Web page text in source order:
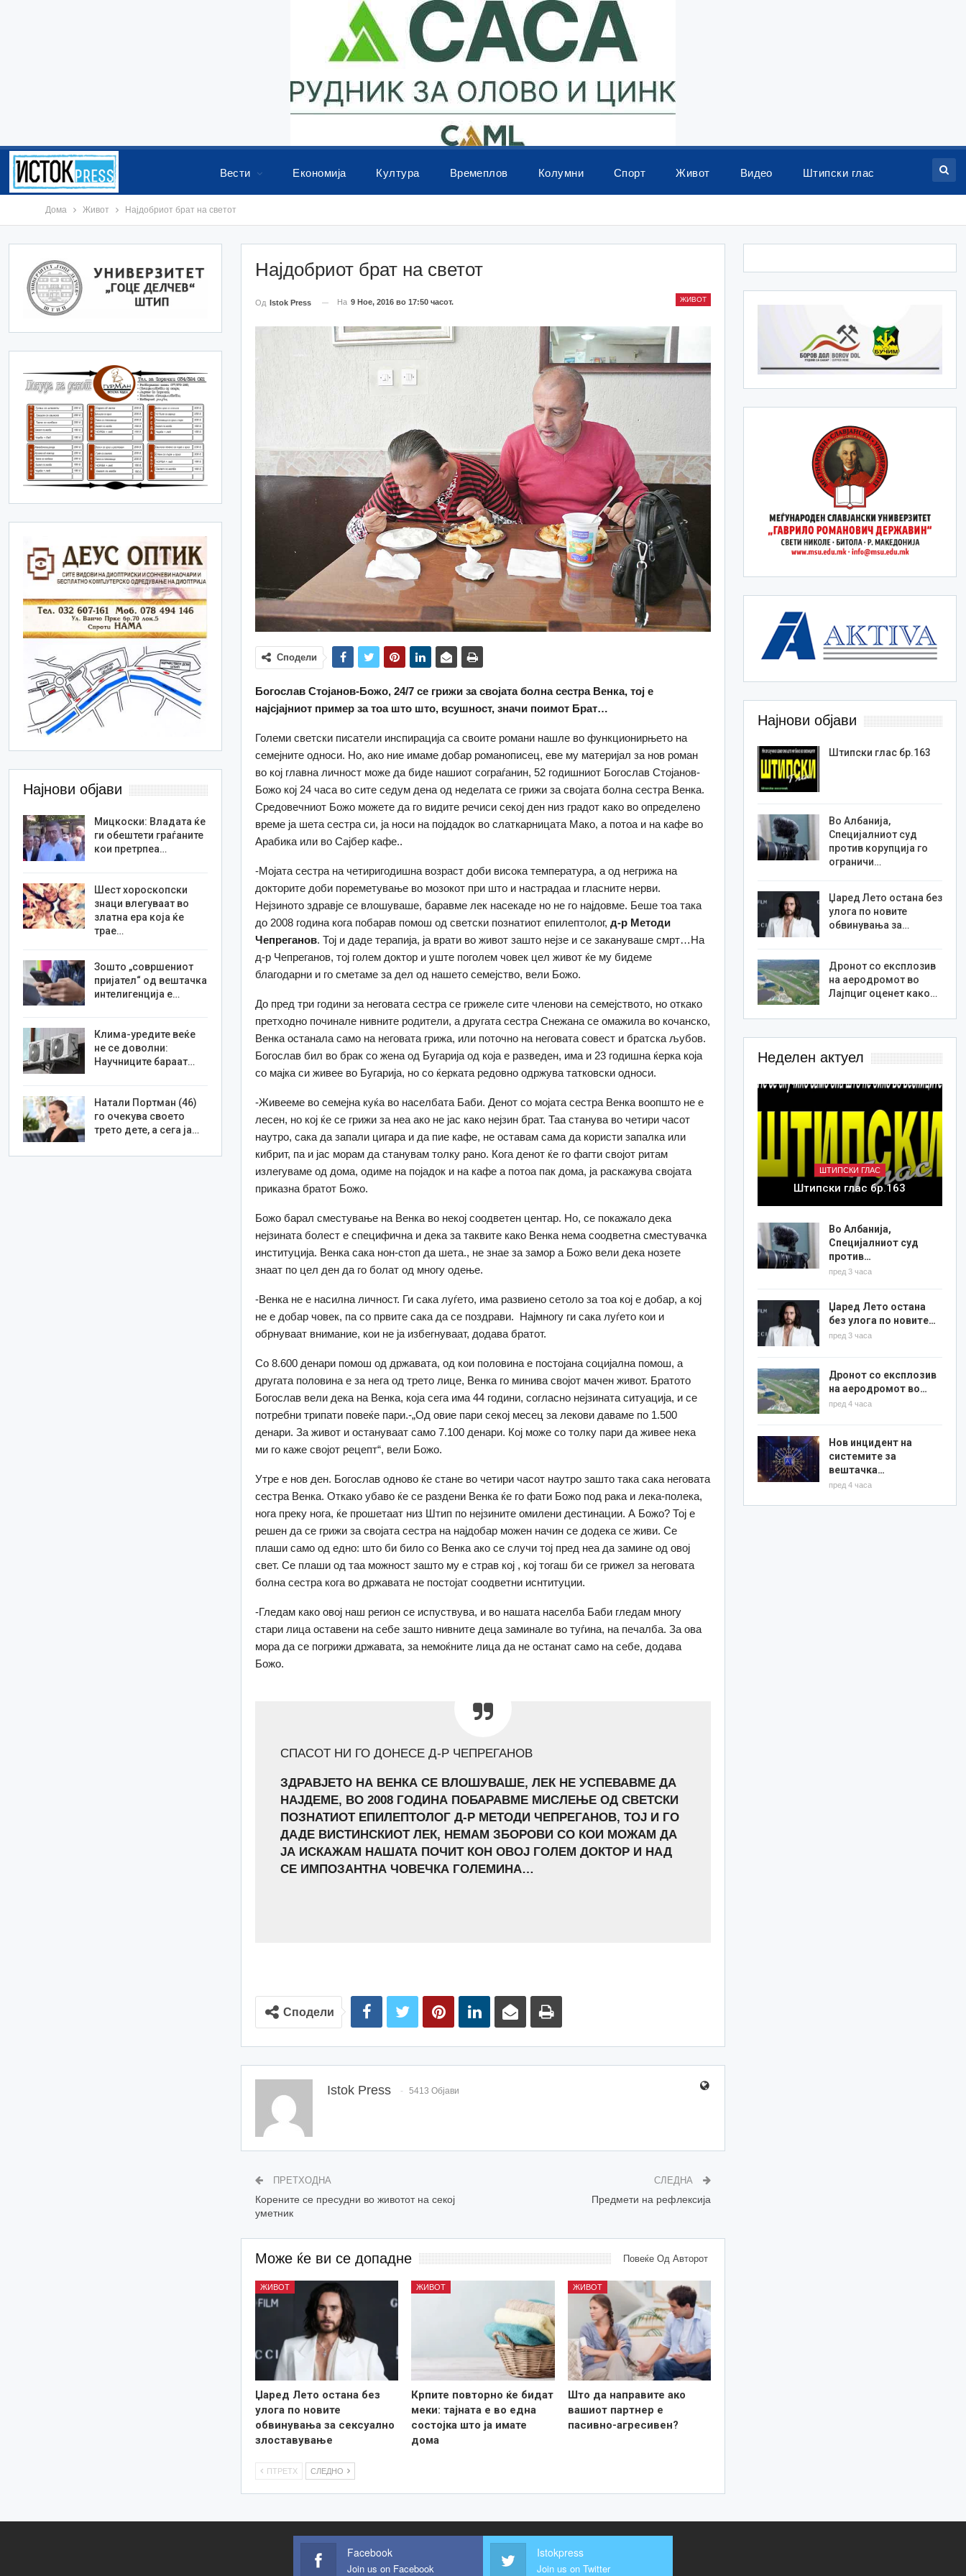
Вести Економија Култура Времеплов Колумни Спорт Живот Видео Штипски глас
Дома Живот Најдобриот брат на светот
Најдобриот брат на светот
ЖИВОТ
Од Istok Press На 9 Ное, 2016 во 17:50 часот.
Сподели
Богослав Стојанов-Божо, 24/7 се грижи за својата болна сестра Венка, тој е
најсјајниот пример за тоа што што, всушност, значи поимот Брат…
Големи светски писатели инспирација са своите романи нашле во функционирњето на
семејните односи. Но, ако ние имаме добар романописец, еве му материјал за нов роман
во кој главна личност може да биде нашиот сограѓанин, 52 годишниот Богослав Стојанов-
Божо кој 24 часа во сите седум дена од неделата се грижи за својата болна сестра Венка.
Средовечниот Божо можете да го видите речиси секој ден низ градот како во определено
време ја шета сестра си, ја носи на појдадок во слаткарницата Мако, а потоа и на кафе во
Арабика или во Сајбер кафе..
-Мојата сестра на четиригодишна возраст доби висока температура, а од негрижа на
докторите доби пореметување во мозокот при што и настрадаа и гласните нерви.
Нејзиното здравје се влошуваше, баравме лек насекаде но не го најдовме. Беше тоа така
до 2008 година кога побарав помош од светски познатиот епилептолог,д-р Методи
Чепреганов. Тој и даде терапија, ја врати во живот зашто нејзе и се закануваше смрт…На
д-р Чепреганов, тој голем доктор и уште поголем човек цел живот ќе му бидеме
благодарни и го сметаме за дел од нашето семејство, вели Божо.
До пред три години за неговата сестра се грижеле сите членови на семејството, но откако
претходно починале нивните родители, а другата сестра Снежана се омажила во кочанско,
Венка останала само на неговата грижа, или поточно на неговата совест и братска љубов.
Богослав бил во брак со жена од Бугарија од која е разведен, има и 23 годишна ќерка која
со мајка си живее во Бугарија, но со ќерката редовно одржува татковски односи.
-Живееме во семејна куќа во населбата Баби. Денот со мојата сестра Венка воопшто не е
лесен, но кој ќе се грижи за неа ако не јас како нејзин брат. Таа станува во четири часот
наутро, сака да запали цигара и да пие кафе, не оставам сама да користи запалка или
кибрит, па и јас морам да станувам толку рано. Кога денот ќе го фагти својот ритам
излегуваме од дома, одиме на појадок и на кафе а потоа пак дома, ја раскажува својата
приказна братот Божо.
Божо барал сместување на Венка во некој соодветен центар. Но, се покажало дека
нејзината болест е специфична и дека за таквите како Венка нема соодветна сместувачка
институција. Венка сака нон-стоп да шета., не знае за замор а Божо вели дека нозете
знаат по цел ден да го болат од многу одење.
-Венка не е насилна личност. Ги сака луѓето, има развиено сетоло за тоа кој е добар, а кој
не е добар човек, па со првите сака да се поздрави. Најмногу ги сака луѓето кои и
обрнуваат внимание, кои не ја избегнуваат, додава братот.
Со 8.600 денари помош од државата, од кои половина е постојана социјална помош, а
другата половина е за нега од трето лице, Венка го минива својот мачен живот. Братото
Богослав вели дека на Венка, која сега има 44 години, согласно нејзината ситуација, и се
потребни трипати повеќе пари.-„Од овие пари секој месец за лекови даваме по 1.500
денари. За живот и остануваат само 7.100 денари. Кој може со толку пари да живее нека
ми го каже својот рецепт“, вели Божо.
Утре е нов ден. Богослав одново ќе стане во четири часот наутро зашто така сака неговата
сестра Венка. Откако убаво ќе се раздени Венка ќе го фати Божо под рака и лека-полека,
нога преку нога, ќе прошетаат низ Штип по нејзините омилени дестинации. А Божо? Тој е
решен да се грижи за својата сестра на најдобар можен начин се додека се живи. Се
плаши само од едно: што би било со Венка ако се случи тој пред неа да замине од овој
свет. Се плаши од таа можност зашто му е страв кој , кој тогаш би се грижел за неговата
болна сестра кога во државата не постојат соодветни иснтитуции.
-Гледам како овој наш регион се испуствува, и во нашата населба Баби гледам многу
стари лица оставени на себе зашто нивните деца заминале во туѓина, на печалба. За ова
мора да се погрижи државата, за немоќните лица да не останат само на себе, додава
Божо.
СПАСОТ НИ ГО ДОНЕСЕ Д-Р ЧЕПРЕГАНОВ
ЗДРАВЈЕТО НА ВЕНКА СЕ ВЛОШУВАШЕ, ЛЕК НЕ УСПЕВАВМЕ ДА
НАЈДЕМЕ, ВО 2008 ГОДИНА ПОБАРАВМЕ МИСЛЕЊЕ ОД СВЕТСКИ
ПОЗНАТИОТ ЕПИЛЕПТОЛОГ Д-Р МЕТОДИ ЧЕПРЕГАНОВ, ТОЈ И ГО
ДАДЕ ВИСТИНСКИОТ ЛЕК, НЕМАМ ЗБОРОВИ СО КОИ МОЖАМ ДА
ЈА ИСКАЖАМ НАШАТА ПОЧИТ КОН ОВОЈ ГОЛЕМ ДОКТОР И НАД
СЕ ИМПОЗАНТНА ЧОВЕЧКА ГОЛЕМИНА…
Сподели
Istok Press 5413 Објави
ПРЕТХОДНА
Корените се пресудни во животот на секој
уметник
СЛЕДНА
Предмети на рефлексија
Може ќе ви се допадне Повеќе Од Авторот
ЖИВОТ
Џаред Лето остана без
улога по новите
обвинувања за сексуално
злоставување
ЖИВОТ
Крпите повторно ќе бидат
меки: тајната е во една
состојка што ја имате
дома
ЖИВОТ
Што да направите ако
вашиот партнер е
пасивно-агресивен?
ПТРЕТХ СЛЕДНО
Најнови објави
Штипски глас бр.163
Во Албанија,
Специјалниот суд
против корупција го
ограничи…
Џаред Лето остана без
улога по новите
обвинувања за…
Дронот со експлозив
на аеродромот во
Лајпциг оценет како…
Неделен актуел
ШТИПСКИ ГЛАС
Штипски глас бр.163
Во Албанија,
Специјалниот суд
против…
пред 3 часа
Џаред Лето остана
без улога по новите…
пред 3 часа
Дронот со експлозив
на аеродромот во…
пред 4 часа
Нов инцидент на
системите за
вештачка…
пред 4 часа
Најнови објави
Мицкоски: Владата ќе
ги обештети граѓаните
кои претрпеа…
Шест хороскопски
знаци влегуваат во
златна ера која ќе
трае…
Зошто „совршениот
пријател“ од вештачка
интелигенција е…
Клима-уредите веќе
не се доволни:
Научниците бараат…
Натали Портман (46)
го очекува своето
трето дете, а сега ја…
Facebook
Join us on Facebook
Istokpress
Join us on Twitter